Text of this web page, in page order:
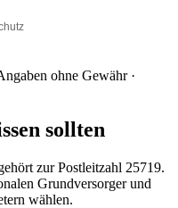
ohne Gewähr ·
sollten
zur Postleitzahl 25719.
Grundversorger und
wählen.